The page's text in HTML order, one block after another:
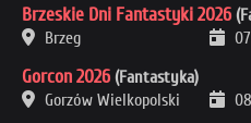
Brzeskie Dni Fantastyki 2026
Brzeg
Gorcon 2026 (Fantastyka)
Gorzów Wielkopolski